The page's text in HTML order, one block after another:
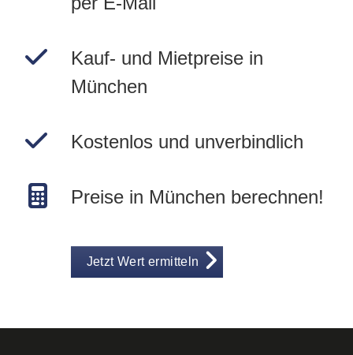
Kauf- und Mietpreise in
München
Kostenlos und unverbindlich
Preise in München berechnen!
Jetzt Wert ermitteln